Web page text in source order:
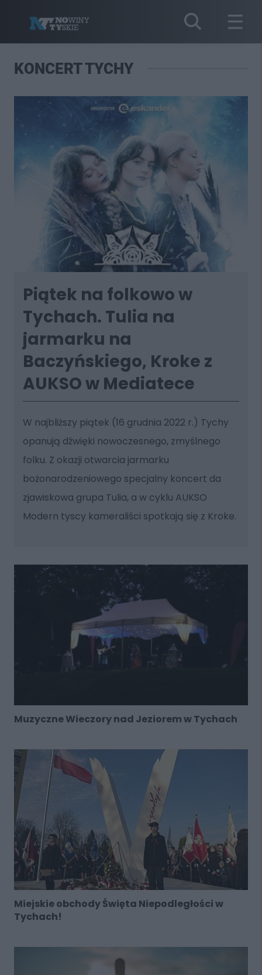
KONCERT TYCHY
Piątek na folkowo w
Tychach. Tulia na
jarmarku na
Baczyńskiego, Kroke z
AUKSO w Mediatece
W najbliższy piątek (16 grudnia 2022 r.) Tychy
opanują dźwięki nowoczesnego, zmyślnego
folku. Z okazji otwarcia jarmarku
bożonarodzeniowego specjalny koncert da
zjawiskowa grupa Tulia, a w cyklu AUKSO
Modern tyscy kameraliści spotkają się z Kroke.
Muzyczne Wieczory nad Jeziorem w Tychach
Miejskie obchody Święta Niepodległości w
Tychach!